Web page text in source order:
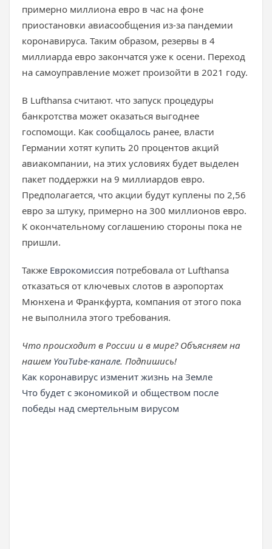
примерно миллиона евро в час на фоне
приостановки авиасообщения из-за пандемии
коронавируса. Таким образом, резервы в 4
миллиарда евро закончатся уже к осени. Переход
на самоуправление может произойти в 2021 году.
В Lufthansa считают. что запуск процедуры
банкротства может оказаться выгоднее
госпомощи. Как сообщалось ранее, власти
Германии хотят купить 20 процентов акций
авиакомпании, на этих условиях будет выделен
пакет поддержки на 9 миллиардов евро.
Предполагается, что акции будут куплены по 2,56
евро за штуку, примерно на 300 миллионов евро.
К окончательному соглашению стороны пока не
пришли.
Также Еврокомиссия потребовала от Lufthansa
отказаться от ключевых слотов в аэропортах
Мюнхена и Франкфурта, компания от этого пока
не выполнила этого требования.
Что происходит в России и в мире? Объясняем на
нашем YouTube-канале. Подпишись!
Как коронавирус изменит жизнь на Земле
Что будет с экономикой и обществом после
победы над смертельным вирусом